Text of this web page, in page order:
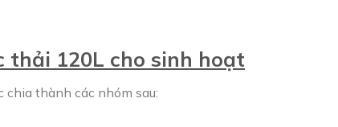
120L cho sinh hoạt
thành các nhóm sau: